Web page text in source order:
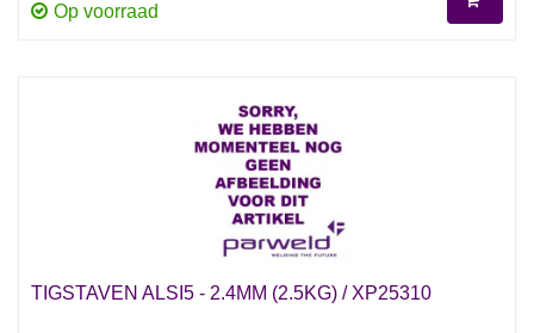
Op voorraad
TIGSTAVEN ALSI5 - 2.4MM (2.5KG) / XP25310